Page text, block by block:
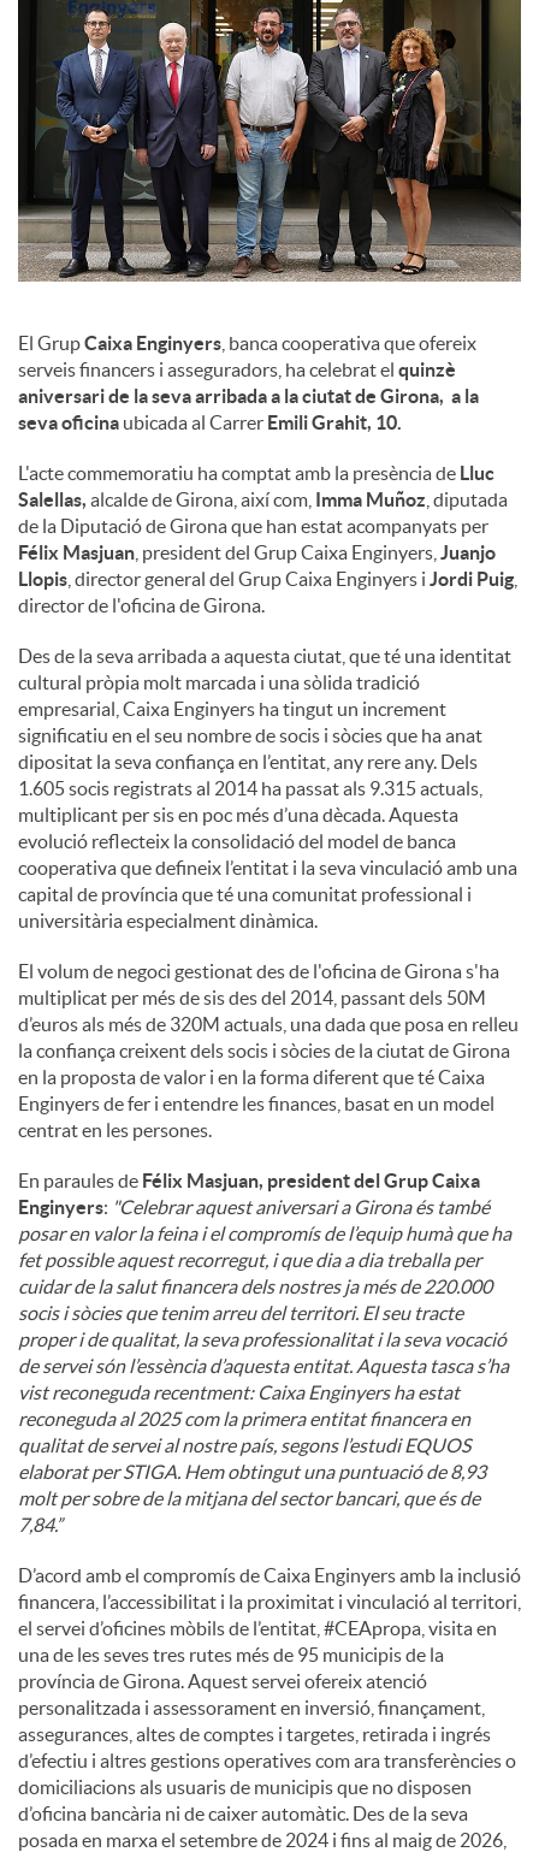
s
El GrupCaixa Enginyers , banca cooperativa que ofereix
serveis financers i asseguradors, ha celebrat el quinzè
aniversari de la seva arribada a la ciutat de Girona, a la
seva oficina ubicada al Carrer Emili Grahit, 10.
L'acte commemoratiu ha comptat amb la presència de Lluc
Salellas, alcalde de Girona, així com, Imma Muñoz , diputada
de la Diputació de Girona que han estat acompanyats per
Félix Masjuan , president del Grup Caixa Enginyers, Juanjo
Llopis , director general del Grup Caixa Enginyers i Jordi Puig
director de l'oficina de Girona.
Des de la seva arribada a aquesta ciutat, que té una identitat
cultural pròpia molt marcada i una sòlida tradició
empresarial, Caixa Enginyers ha tingut un increment
significatiu en el seu nombre de socis i sòcies que ha anat
dipositat la seva confiança en l’entitat, any rere any. Dels
1.605 socis registrats al 2014 ha passat als 9.315 actuals,
multiplicant per sis en poc més d’una dècada. Aquesta
evolució reflecteix la consolidació del model de banca
cooperativa que defineix l’entitat i la seva vinculació amb una
capital de província que té una comunitat professional i
universitària especialment dinàmica.
El volum de negoci gestionat des de l'oficina de Girona s'ha
multiplicat per més de sis des del 2014, passant dels 50M
d’euros als més de 320M actuals, una dada que posa en relleu
la confiança creixent dels socis i sòcies de la ciutat de Girona
en la proposta de valor i en la forma diferent que té Caixa
Enginyers de fer i entendre les finances, basat en un model
centrat en les persones.
En paraules de Félix Masjuan, president del Grup Caixa
Enginyers: "Celebrar aquest aniversari a Girona és també
posar en valor la feina i el compromís de l’equip humà que ha
fet possible aquest recorregut, i que dia a dia treballa per
cuidar de la salut financera dels nostres ja més de 220.000
socis i sòcies que tenim arreu del territori. El seu tracte
proper i de qualitat, la seva professionalitat i la seva vocació
de servei són l’essència d’aquesta entitat. Aquesta tasca s’ha
vist reconeguda recentment: Caixa Enginyers ha estat
reconeguda al 2025 com la primera entitat financera en
qualitat de servei al nostre país, segons l’estudi EQUOS
elaborat per STIGA. Hem obtingut una puntuació de 8,93
molt per sobre de la mitjana del sector bancari, que és de
7,84.”
D’acord amb el compromís de Caixa Enginyers amb la inclusió
financera, l’accessibilitat i la proximitat i vinculació al territori,
el servei d’oficines mòbils de l’entitat, #CEApropa, visita en
una de les seves tres rutes més de 95 municipis de la
província de Girona. Aquest servei ofereix atenció
personalitzada i assessorament en inversió, finançament,
assegurances, altes de comptes i targetes, retirada i ingrés
d’efectiu i altres gestions operatives com ara transferències o
domiciliacions als usuaris de municipis que no disposen
d’oficina bancària ni de caixer automàtic. Des de la seva
posada en marxa el setembre de 2024 i fins al maig de 2026,